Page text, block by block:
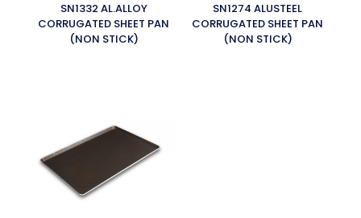
SN1332 AL.ALLOY
CORRUGATED SHEET PAN
(NON STICK)
SN1274 ALUSTEEL
CORRUGATED SHEET PAN
(NON STICK)